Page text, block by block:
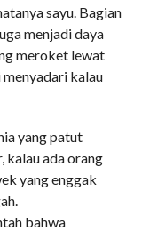
sayu. Bagian
menjadi daya
meroket lewat
kalau
yang patut
kalau ada orang
yang enggak
bahwa